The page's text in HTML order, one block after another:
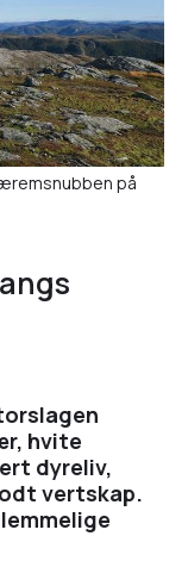
på
hvite
dyreliv,
vertskap.